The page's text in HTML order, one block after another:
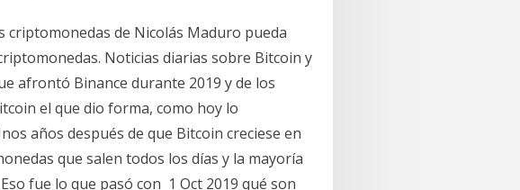
criptomonedas de Nicolás Maduro pueda
Noticias diarias sobre Bitcoin y
afrontó Binance durante 2019 y de los
el que dio forma, como hoy lo
años después de que Bitcoin creciese en
que salen todos los días y la mayoría
fue lo que pasó con 1 Oct 2019 qué son